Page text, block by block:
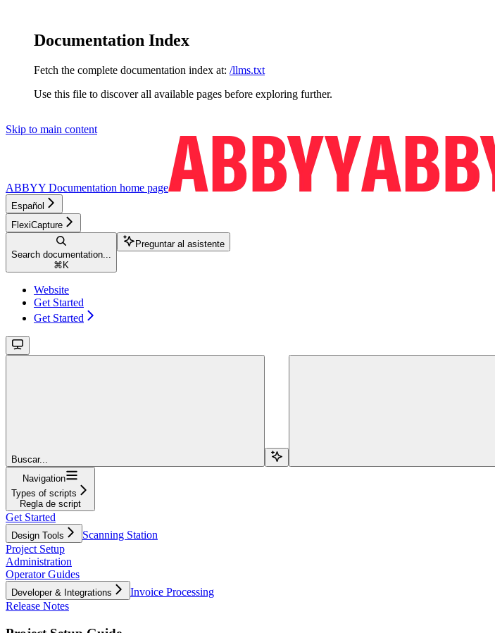
Documentation Index
Fetch the complete documentation index at: /llms.txt
Use this file to discover all available pages before exploring further.
Skip to main content
ABBYY Documentation home page
Español
FlexiCapture
Search documentation...
⌘ K
Preguntar al asistente
Website
Get Started
Get Started
Buscar...
Navigation
Types of scripts
Regla de script
Get Started
Design Tools
Scanning Station
Project Setup
Administration
Operator Guides
Developer & Integrations
Invoice Processing
Release Notes